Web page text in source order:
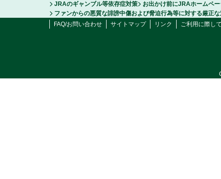
JRAのギャンブル等依存症対策
お出かけ前にJRAホームペ
ファンからの悪質な誹謗中傷および脅迫行為等に対する厳正
FAQ/お問い合わせ
サイトマップ リンク ご利用に際し